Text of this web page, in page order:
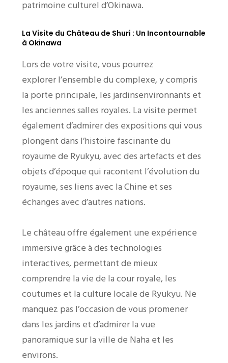
patrimoine culturel d’Okinawa.
La Visite du Château de Shuri : Un Incontournable
à Okinawa
Lors de votre visite, vous pourrez
explorer l’ensemble du complexe, y compris
la porte principale, les jardinsenvironnants et
les anciennes salles royales. La visite permet
également d’admirer des expositions qui vous
plongent dans l’histoire fascinante du
royaume de Ryukyu, avec des artefacts et des
objets d’époque qui racontent l’évolution du
royaume, ses liens avec la Chine et ses
échanges avec d’autres nations.
Le château offre également une expérience
immersive grâce à des technologies
interactives, permettant de mieux
comprendre la vie de la cour royale, les
coutumes et la culture locale de Ryukyu. Ne
manquez pas l’occasion de vous promener
dans les jardins et d’admirer la vue
panoramique sur la ville de Naha et les
environs.